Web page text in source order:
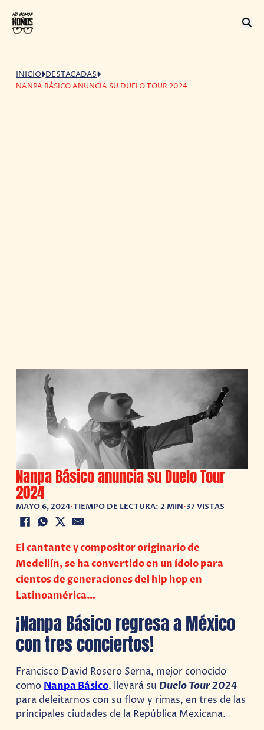
INICIO DESTACADAS
NANPA BÁSICO ANUNCIA SU DUELO TOUR 2024
Nanpa Básico anuncia su Duelo Tour
2024
MAYO 6, 2024•TIEMPO DE LECTURA: 2 MIN•37 VISTAS
El cantante y compositor originario de
Medellín, se ha convertido en un ídolo para
cientos de generaciones del hip hop en
Latinoamérica…
¡Nanpa Básico regresa a México
con tres conciertos!
Francisco David Rosero Serna, mejor conocido
como Nanpa Básico, llevará su Duelo Tour 2024
para deleitarnos con su flow y rimas, en tres de las
principales ciudades de la República Mexicana.